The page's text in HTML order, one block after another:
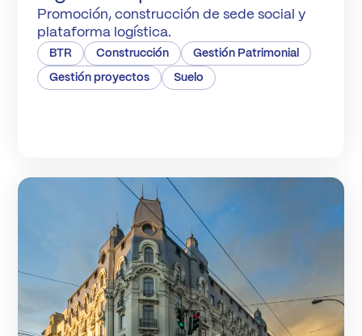
Promoción, construcción de sede social y
plataforma logística.
BTR Construcción Gestión Patrimonial
Gestión proyectos Suelo